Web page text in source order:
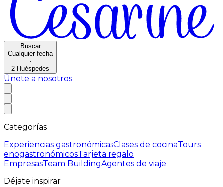
Buscar
Cualquier fecha
·
2 Huéspedes
Únete a nosotros
Categorías
Experiencias gastronómicasClases de cocinaTours
enogastronómicosTarjeta regalo
EmpresasTeam BuildingAgentes de viaje
Déjate inspirar